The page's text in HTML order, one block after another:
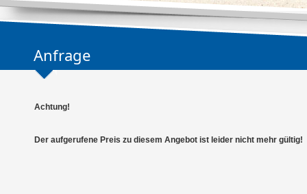
Anfrage
Achtung!
Der aufgerufene Preis zu diesem Angebot ist leider nicht mehr gültig!